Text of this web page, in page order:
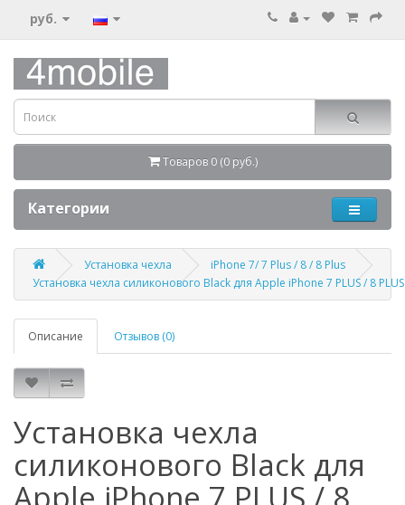
руб.
Товаров 0 (0 руб.)
Категории
Установка чехла
iPhone 7/ 7 Plus / 8 / 8 Plus
Установка чехла силиконового Black для Apple iPhone 7 PLUS / 8 PLUS
Описание Отзывов (0)
Установка чехла
силиконового Black для